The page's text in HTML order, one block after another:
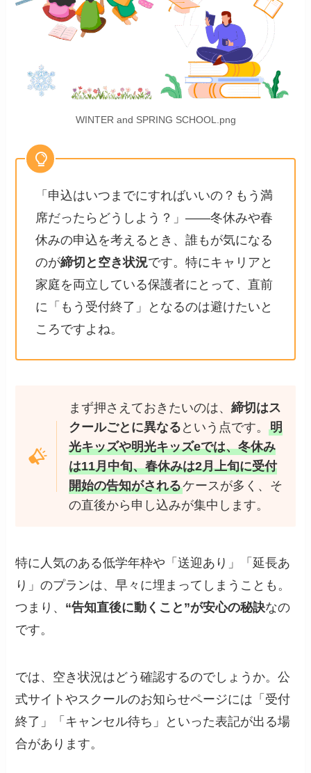
WINTER and SPRING SCHOOL.png
「申込はいつまでにすればいいの？もう満
席だったらどうしよう？」——冬休みや春
休みの申込を考えるとき、誰もが気になる
のが締切と空き状況です。特にキャリアと
家庭を両立している保護者にとって、直前
に「もう受付終了」となるのは避けたいと
ころですよね。
まず押さえておきたいのは、 締切はス
クールごとに異なる という点です。 明
光キッズや明光キッズeでは、冬休み
は11月中旬、春休みは2月上旬に受付
開始の告知がされるケースが多く、そ
の直後から申し込みが集中します。
特に人気のある低学年枠や「送迎あり」「延長あ
り」のプランは、早々に埋まってしまうことも。
つまり、 “告知直後に動くこと”が安心の秘訣なの
です。
では、空き状況はどう確認するのでしょうか。公
式サイトやスクールのお知らせページには「受付
終了」「キャンセル待ち」といった表記が出る場
合があります。